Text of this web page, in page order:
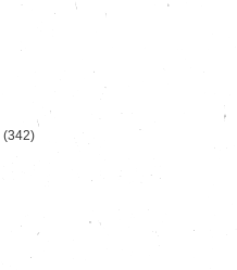
(342)